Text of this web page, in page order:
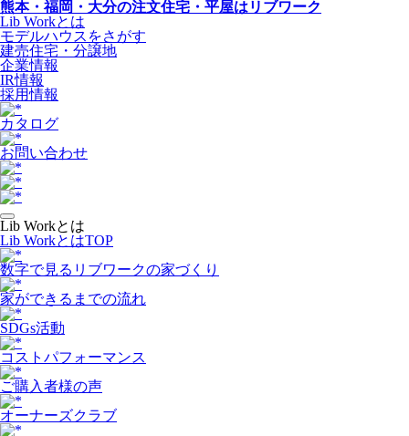
熊本・福岡・大分の注文住宅・平屋はリブワーク
Lib Workとは
モデルハウスをさがす
建売住宅・分譲地
企業情報
IR情報
採用情報
カタログ
お問い合わせ
Lib Workとは
Lib WorkとはTOP
数字で⾒るリブワークの家づくり
家ができるまでの流れ
SDGs活動
コストパフォーマンス
ご購入者様の声
オーナーズクラブ